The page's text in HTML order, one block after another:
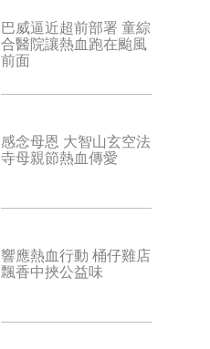
巴威逼近超前部署 童綜
合醫院讓熱血跑在颱風
前面
感念母恩 大智山玄空法
寺母親節熱血傳愛
響應熱血行動 桶仔雞店
飄香中挾公益味